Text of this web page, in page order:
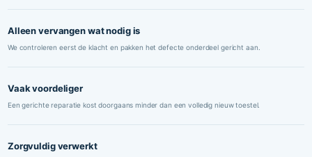
Alleen vervangen wat nodig is
We controleren eerst de klacht en pakken het defecte onderdeel gericht aan.
Vaak voordeliger
Een gerichte reparatie kost doorgaans minder dan een volledig nieuw toestel.
Zorgvuldig verwerkt